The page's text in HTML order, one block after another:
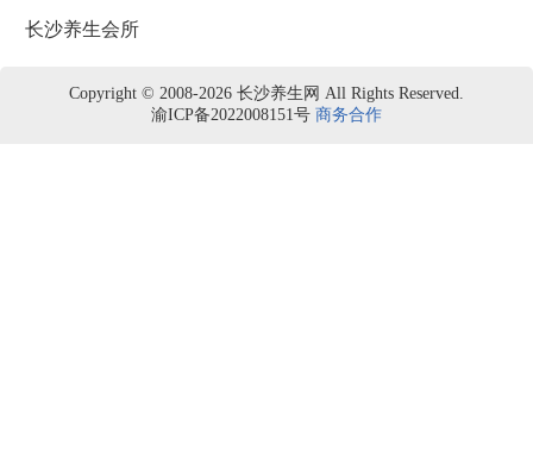
长沙养生会所
Copyright © 2008-2026 长沙养生网 All Rights Reserved.
渝ICP备2022008151号 商务合作